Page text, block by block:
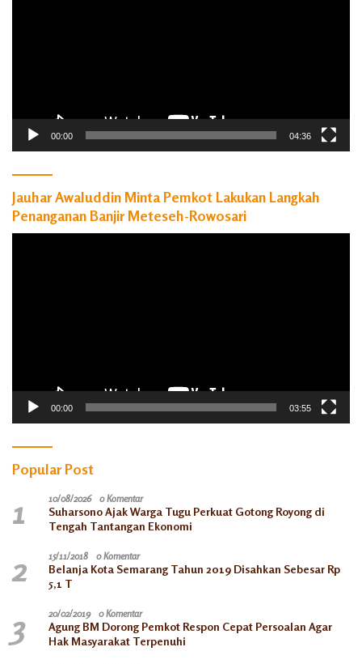
00:00 04:36
Jauhar Awaluddin Minta Pemkot Lakukan Langkah
Penanganan Banjir Meteseh-Rowosari
00:00 03:55
Popular Post
1 10/08/2026 0 Komentar
Suharsono Ajak Warga Tugu Perkuat Gotong Royong di
Tengah Tantangan Ekonomi
2 15/11/2018 0 Komentar
Belanja Kota Semarang Tahun 2019 Disahkan Sebesar Rp
5,1 T
3 20/02/2019 0 Komentar
Agung BM Dorong Pemkot Respon Cepat Persoalan Agar
Hak Masyarakat Terpenuhi